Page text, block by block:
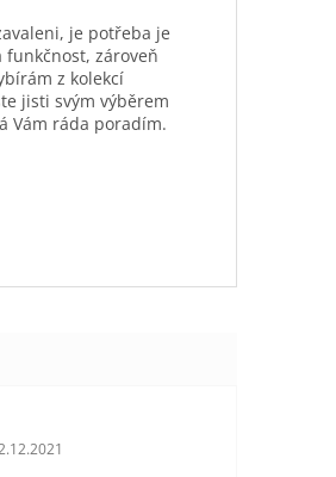
je potřeba je
zároveň
z kolekcí
jisti svým výběrem
Vám ráda poradím.
Hodnocení obchodu je 5 z 5 hvězdiček.